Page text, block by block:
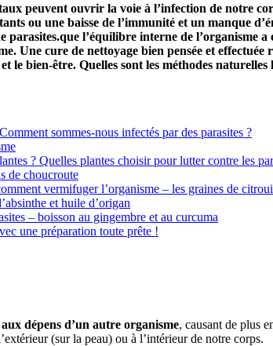
peuvent ouvrir la voie à l’infection de notre
ou une baisse de l’immunité et un manque
parasites.que l’équilibre interne de l’organisme
Une cure de nettoyage bien pensée et
bien-être. Quelles sont les méthodes
sommes-nous infectés par des parasites ?
? Quelles plantes choisir pour lutter contre les
de choucroute
vermifuger l’organisme – les graines de
et huile d’origan
– boisson au gingembre et au curcuma
une préparation toute prête !
aux dépens d’un autre organisme, causant de plus
(sur la peau) ou à l’intérieur de notre corps.